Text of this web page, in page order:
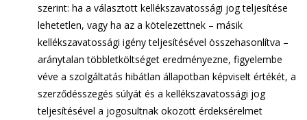
szerint: ha a választott kellékszavatossági jog teljesítése
lehetetlen, vagy ha az a kötelezettnek – másik
kellékszavatossági igény teljesítésével összehasonlítva –
aránytalan többletköltséget eredményezne, figyelembe
véve a szolgáltatás hibátlan állapotban képviselt értékét, a
szerződésszegés súlyát és a kellékszavatossági jog
teljesítésével a jogosultnak okozott érdeksérelmet